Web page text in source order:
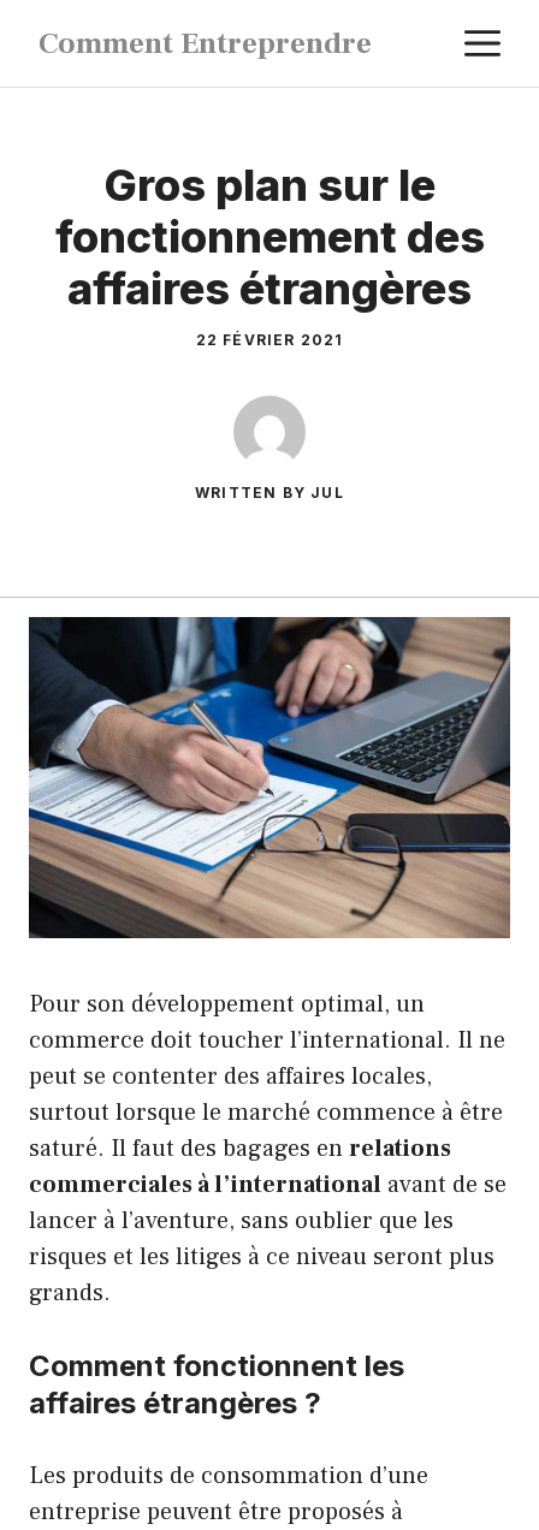
contenu
Comment Entreprendre
Gros plan sur le
fonctionnement des
affaires étrangères
22 FÉVRIER 2021
WRITTEN BY JUL
Pour son développement optimal, un
commerce doit toucher l’international. Il ne
peut se contenter des affaires locales,
surtout lorsque le marché commence à être
saturé. Il faut des bagages enrelations
commerciales à l’international avant de se
lancer à l’aventure, sans oublier que les
risques et les litiges à ce niveau seront plus
grands.
Comment fonctionnent les
affaires étrangères ?
Les produits de consommation d’une
entreprise peuvent être proposés à